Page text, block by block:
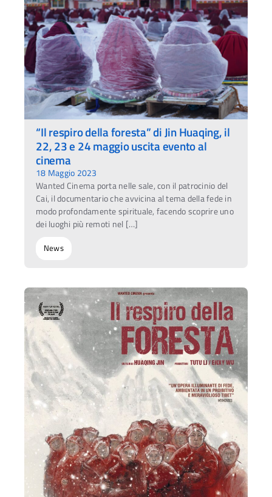
“Il respiro della foresta” di Jin Huaqing, il
22, 23 e 24 maggio uscita evento al
cinema
18 Maggio 2023
Wanted Cinema porta nelle sale, con il patrocinio del
Cai, il documentario che avvicina al tema della fede in
modo profondamente spirituale, facendo scoprire uno
dei luoghi più remoti nel […]
News